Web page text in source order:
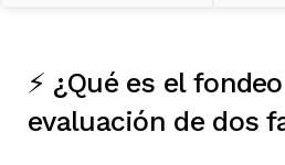
⚡ ¿Qué es el
evaluación de dos